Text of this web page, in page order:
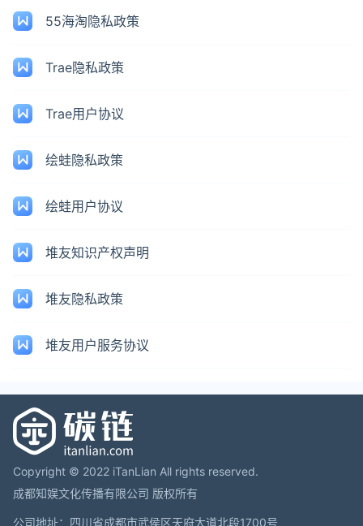
55海淘隐私政策
Trae隐私政策
Trae用户协议
绘蛙隐私政策
绘蛙用户协议
堆友知识产权声明
堆友隐私政策
堆友用户服务协议
Copyright © 2022 iTanLian All rights reserved.
成都知娱文化传播有限公司 版权所有
公司地址：四川省成都市武侯区天府大道北段1700号